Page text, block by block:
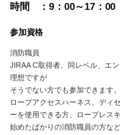
時間 ：9：00～17：00
参加資格
消防職員
JIRAA C取得者、同レベル、エ
理想ですが
そうでない方でも参加できます。
ロープアクセスハーネス、ディセ
ーを使用できる方、
ロープレス
始めたばかりの消防職員の方な